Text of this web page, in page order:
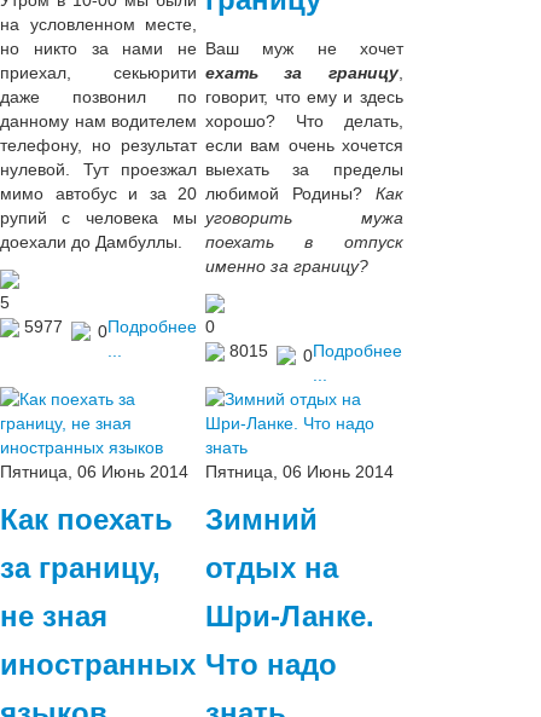
на условленном месте,
но никто за нами не
приехал, секьюрити
даже позвонил по
данному нам водителем
телефону, но результат
нулевой. Тут проезжал
мимо автобус и за 20
рупий с человека мы
доехали до Дамбуллы.
5
5977
0Подробнее
Ваш муж не хочет
ехать за границу,
говорит, что ему и здесь
хорошо? Что делать,
если вам очень хочется
выехать за пределы
любимой Родины? Как
уговорить мужа
поехать в отпуск
именно за границу?
0
8015
0Подробнее
Пятница, 06 Июнь 2014
Как поехать
за границу,
не зная
иностранных
Пятница, 06 Июнь 2014
Зимний
отдых на
Шри-Ланке.
Что надо